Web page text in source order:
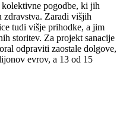
pogodbe, ki jih
zdravstva. Zaradi višjih
tudi višje prihodke, a jim
storitev. Za projekt sanacije
odpraviti zaostale dolgove,
evrov, a 13 od 15